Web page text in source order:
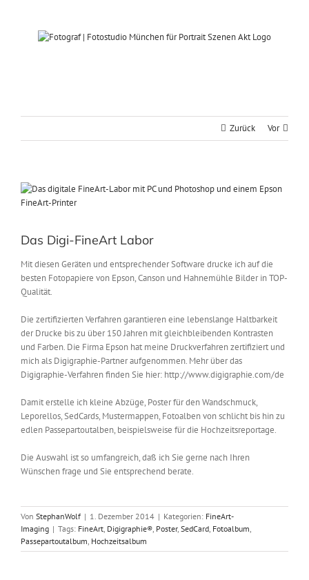
Zurück Vor
Zeige
grösseres
Das Digi-FineArt Labor
Mit diesen Geräten und entsprechender Software drucke ich auf die
besten Fotopapiere von Epson, Canson und Hahnemühle Bilder in TOP-
Qualität.
Die zertifizierten Verfahren garantieren eine lebenslange Haltbarkeit
der Drucke bis zu über 150 Jahren mit gleichbleibenden Kontrasten
und Farben. Die Firma Epson hat meine Druckverfahren zertifiziert und
mich als Digigraphie-Partner aufgenommen. Mehr über das
Digigraphie-Verfahren finden Sie hier: http://www.digigraphie.com/de
Damit erstelle ich kleine Abzüge, Poster für den Wandschmuck,
Leporellos, SedCards, Mustermappen, Fotoalben von schlicht bis hin zu
edlen Passepartoutalben, beispielsweise für die Hochzeitsreportage.
Die Auswahl ist so umfangreich, daß ich Sie gerne nach Ihren
Wünschen frage und Sie entsprechend berate.
Von StephanWolf | 1. Dezember 2014 | Kategorien: FineArt-
Imaging | Tags: FineArt Digigraphie® Poster, SedCard Fotoalbum
Passepartoutalbum Hochzeitsalbum